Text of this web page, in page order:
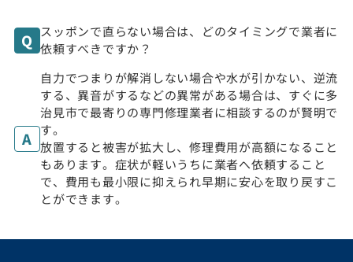
スッポンで直らない場合は、どのタイミングで業者に
依頼すべきですか？
自力でつまりが解消しない場合や水が引かない、逆流
する、異音がするなどの異常がある場合は、すぐに多
治見市で最寄りの専門修理業者に相談するのが賢明で
す。
放置すると被害が拡大し、修理費用が高額になること
もあります。症状が軽いうちに業者へ依頼すること
で、費用も最小限に抑えられ早期に安心を取り戻すこ
とができます。